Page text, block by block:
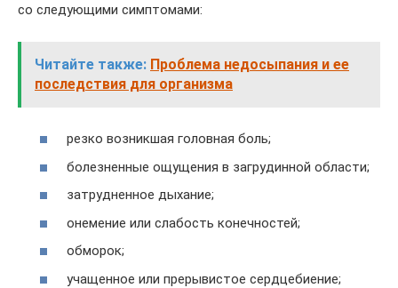
со следующими симптомами:
Читайте также: Проблема недосыпания и ее
последствия для организма
резко возникшая головная боль;
болезненные ощущения в загрудинной области;
затрудненное дыхание;
онемение или слабость конечностей;
обморок;
учащенное или прерывистое сердцебиение;